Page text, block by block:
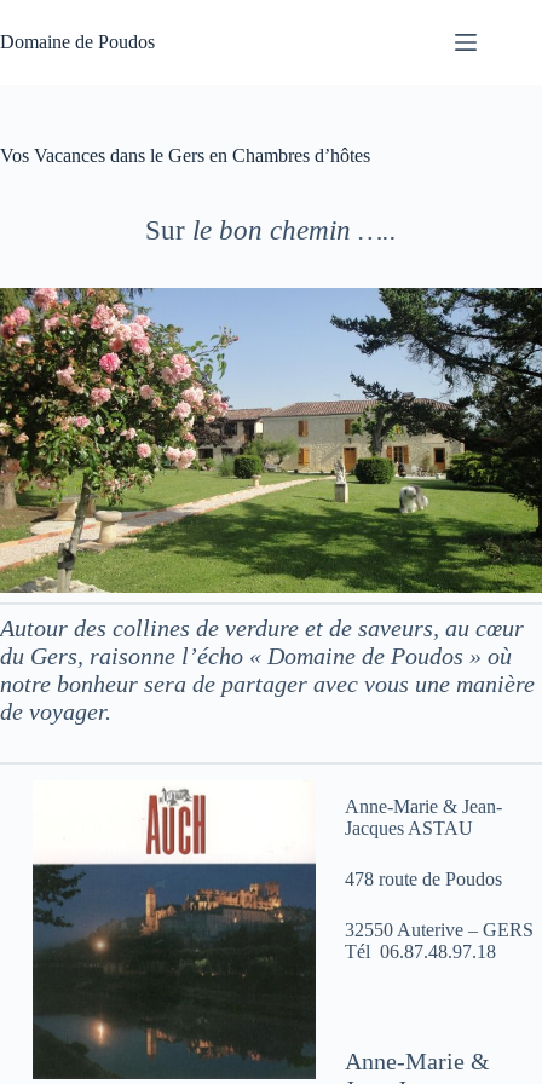
au
contenu
Domaine de Poudos
Vos Vacances dans le Gers en Chambres d’hôtes
Sur le bon chemin …..
Autour des collines de verdure et de saveurs, au cœur
du Gers, raisonne l’écho « Domaine de Poudos » où
notre bonheur sera de partager avec vous une manière
de voyager.
Anne-Marie & Jean-
Jacques ASTAU
478 route de Poudos
32550 Auterive – GERS
Tél 06.87.48.97.18
Anne-Marie &